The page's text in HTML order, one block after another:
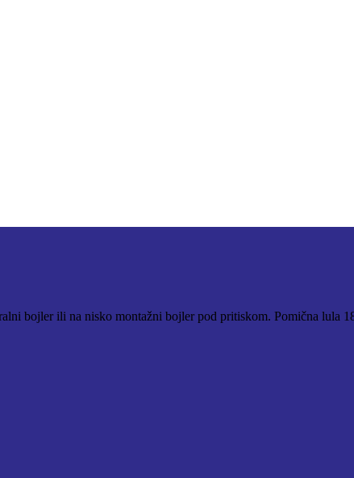
bojler ili na nisko montažni bojler pod pritiskom. Pomična lula